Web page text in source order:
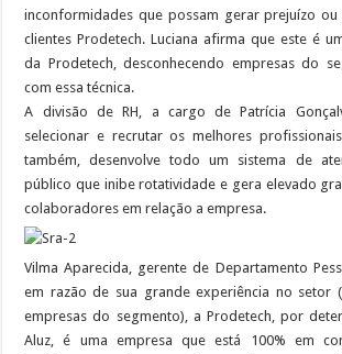
inconformidades que possam gerar prejuízo
clientes Prodetech. Luciana afirma que este é
da Prodetech, desconhecendo empresas do
com essa técnica.
A divisão de RH, a cargo de Patrícia
selecionar e recrutar os melhores
também, desenvolve todo um sistema de
público que inibe rotatividade e gera elevado
colaboradores em relação a empresa.
Vilma Aparecida, gerente de Departamento
em razão de sua grande experiência no setor
empresas do segmento), a Prodetech, por
Aluz, é uma empresa que está 100% em